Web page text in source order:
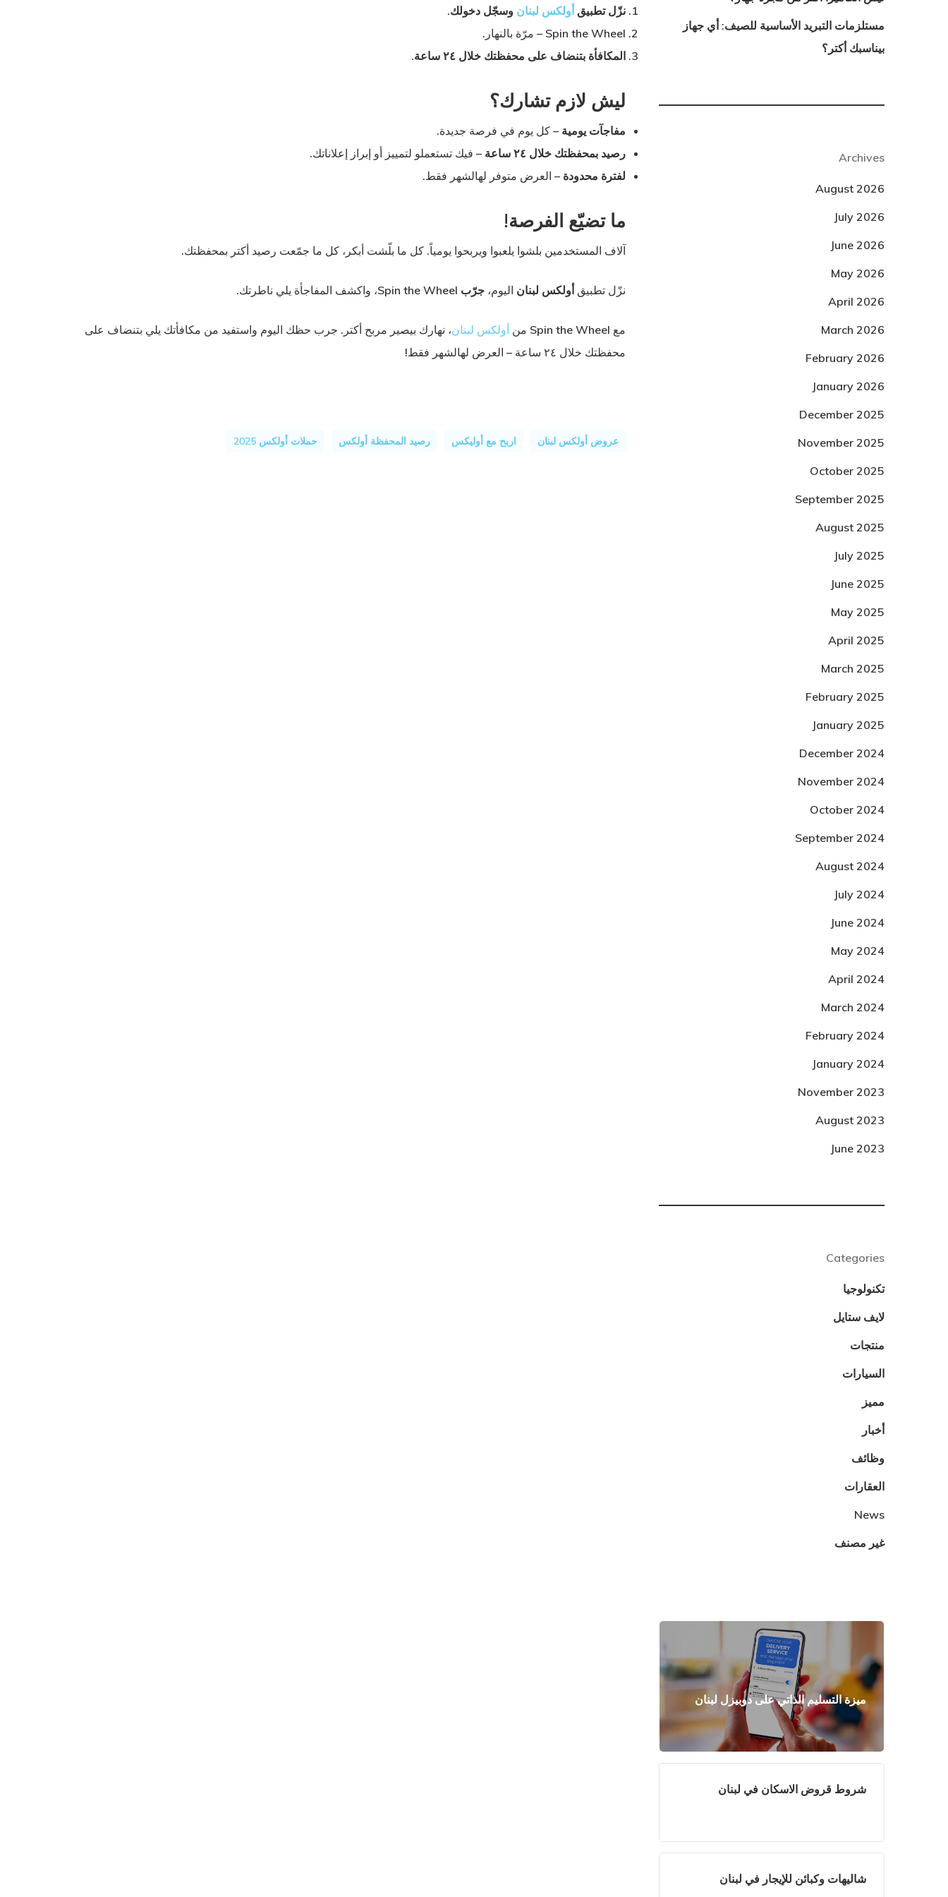
نزّل تطبيق أولكس لبنان وسجّل دخولك.
Spin the Wheel –
مرّة بالنهار.
المكافأة بتنضاف على محفظتك خلال ٢٤ ساعة
.
ليش لازم تشارك؟
مفاجآت يومية – كل يوم في فرصة جديدة.
رصيد بمحفظتك خلال ٢٤ ساعة
– فيك تستعملو لتمييز أو إبراز إعلاناتك.
لفترة محدودة – العرض متوفر لهالشهر فقط.
ما تضيّع الفرصة!
آلاف المستخدمين بلشوا يلعبوا ويربحوا يومياً. كل ما بلّشت أبكر، كل ما جمّعت رصيد أكتر بمحفظتك.
نزّل تطبيق أولكس لبنان اليوم، جرّب Spin the Wheel ، واكشف المفاجأة يلي ناطرتك.
مع Spin the Wheel من أولكس لبنان، نهارك بيصير مربح أكتر. جرب حظك اليوم واستفيد من مكافأتك يلي بتنضاف على
محفظتك خلال ٢٤ ساعة – العرض لهالشهر فقط!
عروض أولكس لبنان اربح مع أوليكس رصيد المحفظة أولكس حملات أولكس 2025
مستلزمات التبريد الأساسية للصيف: أي جهاز
بيناسبك أكتر؟
Archives
August 2026
July 2026
June 2026
May 2026
April 2026
March 2026
February 2026
January 2026
December 2025
November 2025
October 2025
September 2025
August 2025
July 2025
June 2025
May 2025
April 2025
March 2025
February 2025
January 2025
December 2024
November 2024
October 2024
September 2024
August 2024
July 2024
June 2024
May 2024
April 2024
March 2024
February 2024
January 2024
November 2023
August 2023
June 2023
Categories
تكنولوجيا
لايف ستايل
منتجات
السيارات
مميز
أخبار
وظائف
العقارات
News
غير مصنف
ميزة التسليم الذاتي على دوبيزل لبنان
شروط قروض الاسكان في لبنان
شاليهات وكبائن للإيجار في لبنان